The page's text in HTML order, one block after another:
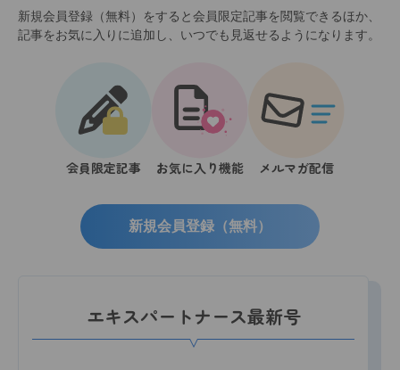
新規会員登録（無料）をすると会員限定記事を閲覧できるほか、
記事をお気に入りに追加し、いつでも見返せるようになります。
会員限定記事 お気に入り機能 メルマガ配信
新規会員登録（無料）
エキスパートナース最新号